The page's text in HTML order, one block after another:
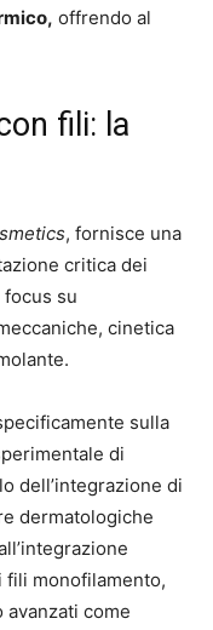
offrendo al
fili: la
, fornisce una
critica dei
su
cinetica
sulla
di
dell’integrazione di
dermatologiche
fili monofilamento,
avanzati come